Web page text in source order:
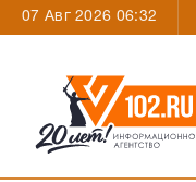
07 Авг 2026 06:32